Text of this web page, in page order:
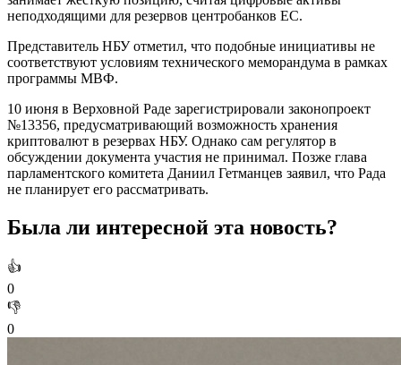
неподходящими для резервов центробанков ЕС.
Представитель НБУ отметил, что подобные инициативы не
соответствуют условиям технического меморандума в рамках
программы МВФ.
10 июня в Верховной Раде зарегистрировали законопроект
№13356, предусматривающий возможность хранения
криптовалют в резервах НБУ. Однако сам регулятор в
обсуждении документа участия не принимал. Позже глава
парламентского комитета Даниил Гетманцев заявил, что Рада
не планирует его рассматривать.
Была ли интересной эта новость?
👍
0
👎
0